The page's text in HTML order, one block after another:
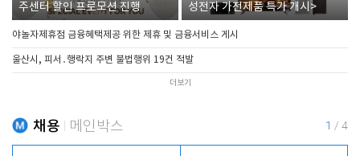
주센터 할인 프로모션 진행
성전자 가전제품 특가 개시>
야놀자제휴점 금융혜택제공 위한 제휴 및 금융서비스 게시
울산시, 피서․행락지 주변 불법행위 19건 적발
더보기
채용 메인박스 1 / 4